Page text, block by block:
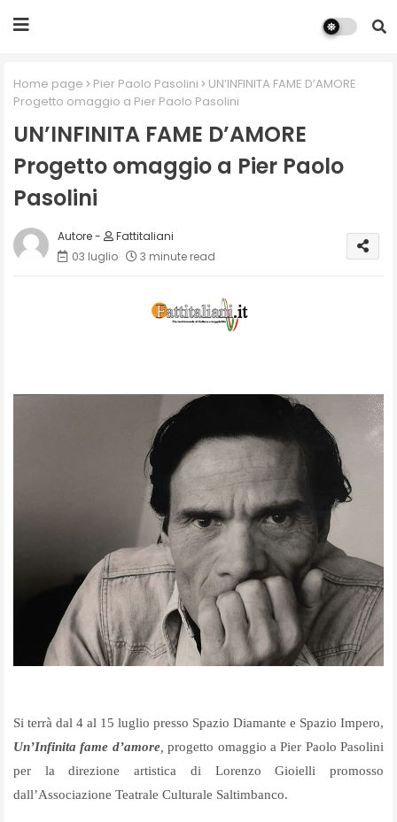
Home page Pier Paolo Pasolini
UN’INFINITA FAME D’AMORE
Progetto omaggio a Pier Paolo Pasolini
UN’INFINITA FAME D’AMORE
Progetto omaggio a Pier Paolo
Pasolini
Fattitaliani
03 luglio
3 minute read
Si terrà dal 4 al 15 luglio presso Spazio Diamante e Spazio Impero,
Un’Infinita fame d’amore,progetto omaggio a Pier Paolo Pasolini
per la direzione artistica di Lorenzo Gioielli promosso
dall’Associazione Teatrale Culturale Saltimbanco.